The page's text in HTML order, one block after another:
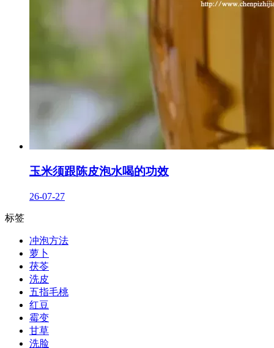
玉米须跟陈皮泡水喝的功效
26-07-27
标签
冲泡方法
萝卜
茯苓
洗皮
五指毛桃
红豆
霉变
甘草
洗脸